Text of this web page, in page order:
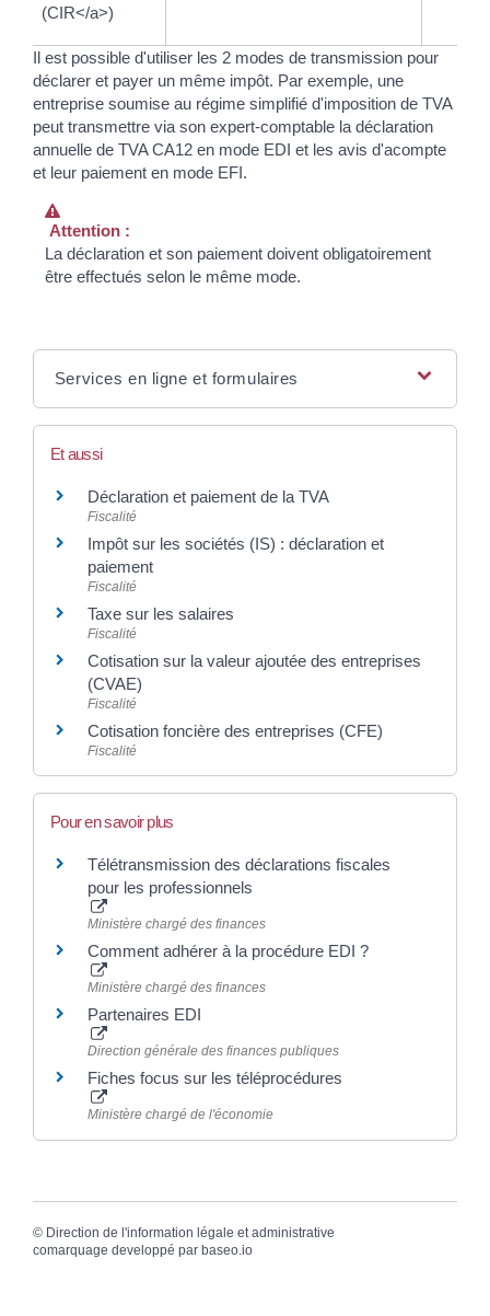
(CIR</a>)
Il est possible d'utiliser les 2 modes de transmission pour
déclarer et payer un même impôt. Par exemple, une
entreprise soumise au régime simplifié d'imposition de TVA
peut transmettre via son expert-comptable la déclaration
annuelle de TVA CA12 en mode EDI et les avis d'acompte
et leur paiement en mode EFI.
Attention :
La déclaration et son paiement doivent obligatoirement
être effectués selon le même mode.
Services en ligne et formulaires
Et aussi
Déclaration et paiement de la TVA
Fiscalité
Impôt sur les sociétés (IS) : déclaration et
paiement
Fiscalité
Taxe sur les salaires
Fiscalité
Cotisation sur la valeur ajoutée des entreprises
(CVAE)
Fiscalité
Cotisation foncière des entreprises (CFE)
Fiscalité
Pour en savoir plus
Télétransmission des déclarations fiscales
pour les professionnels
Ministère chargé des finances
Comment adhérer à la procédure EDI ?
Ministère chargé des finances
Partenaires EDI
Direction générale des finances publiques
Fiches focus sur les téléprocédures
Ministère chargé de l'économie
© Direction de l'information légale et administrative
comarquage developpé par baseo.io